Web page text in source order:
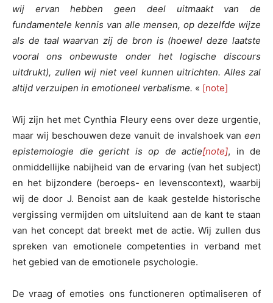
wij ervan hebben geen deel uitmaakt van de
fundamentele kennis van alle mensen, op dezelfde wijze
als de taal waarvan zij de bron is (hoewel deze laatste
vooral ons onbewuste onder het logische discours
uitdrukt), zullen wij niet veel kunnen uitrichten. Alles zal
altijd verzuipen in emotioneel verbalisme. « [note]
Wij zijn het met Cynthia Fleury eens over deze urgentie,
maar wij beschouwen deze vanuit de invalshoek van een
epistemologie die gericht is op de actie[note], in de
onmiddellijke nabijheid van de ervaring (van het subject)
en het bijzondere (beroeps- en levenscontext), waarbij
wij de door J. Benoist aan de kaak gestelde historische
vergissing vermijden om uitsluitend aan de kant te staan
van het concept dat breekt met de actie. Wij zullen dus
spreken van emotionele competenties in verband met
het gebied van de emotionele psychologie.
De vraag of emoties ons functioneren optimaliseren of